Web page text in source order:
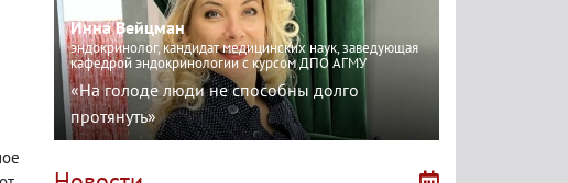
Инна Вейцман
эндокринолог, кандидат медицинских наук, заведующая
кафедрой эндокринологии с курсом ДПО АГМУ
«На голоде люди не способны долго
протянуть»